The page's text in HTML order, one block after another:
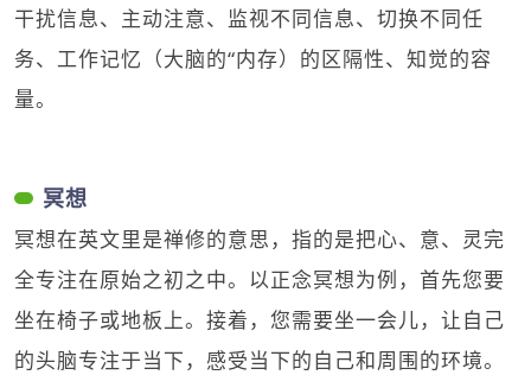
干扰信息、主动注意、监视不同信息、切换不同任
务、工作记忆（大脑的“内存）的区隔性、知觉的容
量。
冥想
冥想在英文里是禅修的意思，指的是把心、意、灵完
全专注在原始之初之中。以正念冥想为例，首先您要
坐在椅子或地板上。接着，您需要坐一会儿，让自己
的头脑专注于当下，感受当下的自己和周围的环境。